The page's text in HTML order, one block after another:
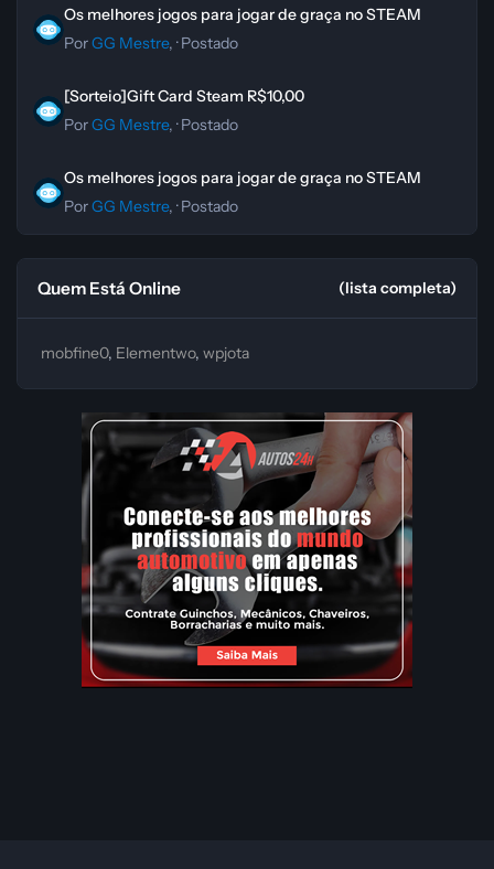
Os melhores jogos para jogar de graça no STEAM
PorGG Mestre, ·Postado
[Sorteio]Gift Card Steam R$10,00
PorGG Mestre, ·Postado
Os melhores jogos para jogar de graça no STEAM
PorGG Mestre, ·Postado
Quem Está Online (lista completa)
mobfine0 Elementwo wpjota